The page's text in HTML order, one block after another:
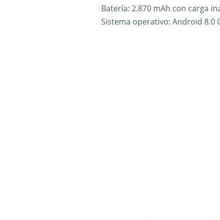
Batería: 2.870 mAh con carga
Sistema operativo: Android 8.0